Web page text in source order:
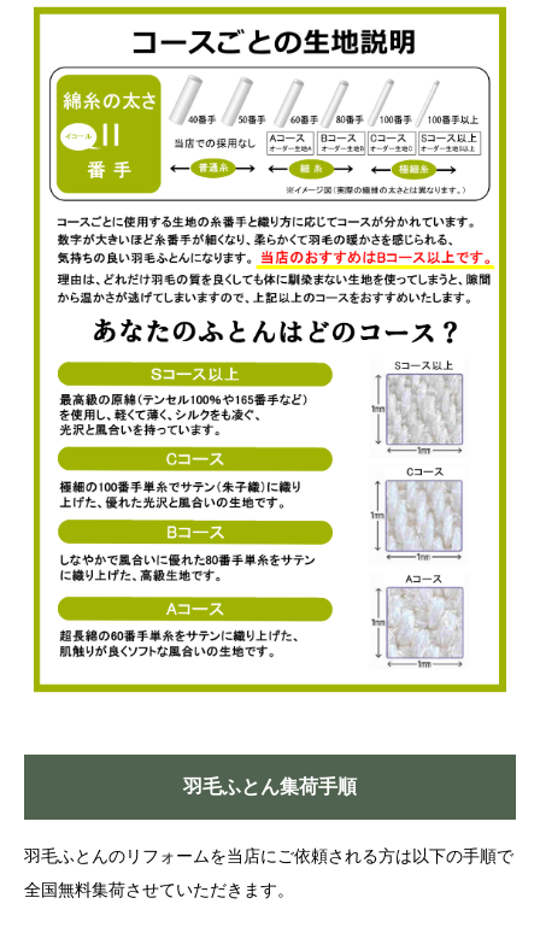
羽毛ふとん集荷手順
羽毛ふとんのリフォームを当店にご依頼される方は以下の手順で
全国無料集荷させていただきます。